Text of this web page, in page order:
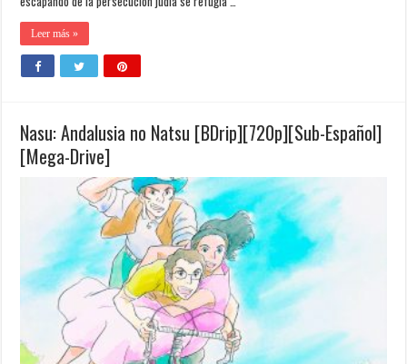
Leer más »
Nasu: Andalusia no Natsu [BDrip][720p][Sub-Español]
[Mega-Drive]